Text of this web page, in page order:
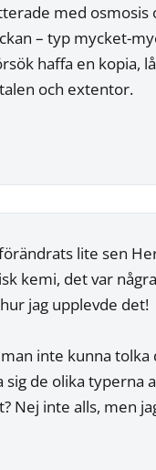
med
– typ mycket-
haffa en kopia,
och extentor.
lite sen
kemi, det var
jag upplevde det!
inte kunna
de olika typerna
Nej inte alls, men